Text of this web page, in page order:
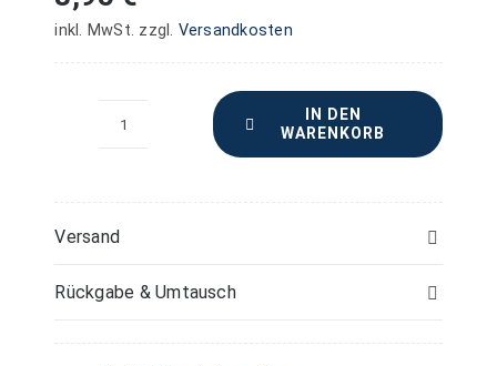
inkl. MwSt. zzgl. Versandkosten
Weihnachtsgabe
IN DEN
WARENKORB
Versand
Rückgabe & Umtausch